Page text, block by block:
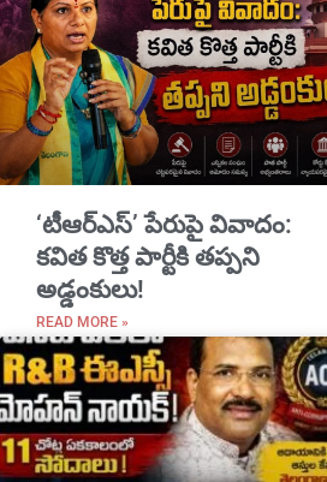
‘టీఆర్ఎస్’ పేరుపై వివాదం:
కవిత కొత్త పార్టీకి తప్పని
అడ్డంకులు!
READ MORE »